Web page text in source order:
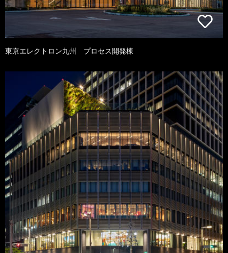
東京エレクトロン九州 プロセス開発棟